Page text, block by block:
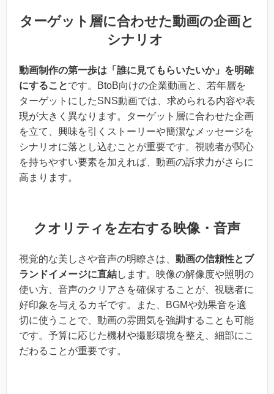
ターゲット層に合わせた動画の企画と
シナリオ
動画制作の第一歩は「誰に見てもらいたいか」を明確
にすることです。BtoB向けの企業動画と、若年層を
ターゲットにしたSNS動画では、求められる内容や表
現が大きく異なります。ターゲット層に合わせた企画
を立て、興味を引くストーリーや簡潔なメッセージを
シナリオに落とし込むことが重要です。視聴者が関心
を持ちやすい要素を加えれば、動画の訴求力がさらに
高まります。
クオリティを左右する映像・音声
視覚的な美しさや音声の明瞭さは、 動画の信頼性とブ
ランドイメージに直結します。映像の解像度や照明の
使い方、音声のクリアさを確保することが、視聴者に
好印象を与えるカギです。また、BGMや効果音を適
切に使うことで、動画の雰囲気を強調することも可能
です。予算に応じた機材や撮影環境を整え、細部にこ
だわることが重要です。